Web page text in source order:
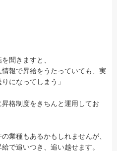
聞きますと、
情報で昇給をうたっていても、実
になってしまう」
格制度をきちんと運用してお
業種もあるかもしれませんが、
で追いつき、追い越せます。